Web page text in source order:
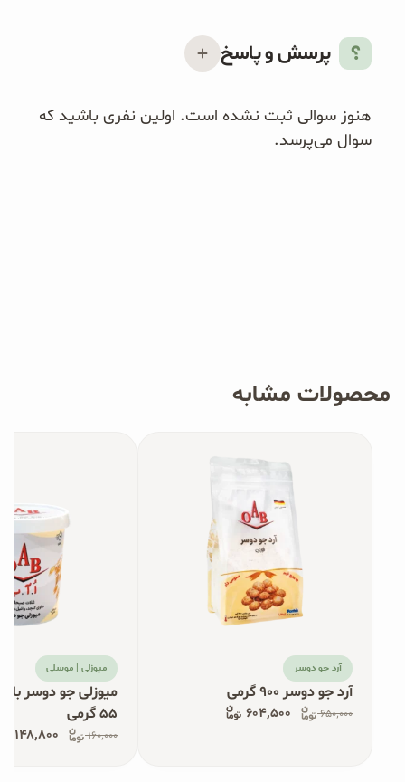
پرسش و پاسخ
هنوز سوالی ثبت نشده است. اولین نفری باشید که
سوال می‌پرسد.
محصولات مشابه
آرد جو دوسر
آرد جو دوسر ۹۰۰ گرمی
۶۵۰٬۰۰۰ ۶۰۴٬۵۰۰
میوزلی | موسلی
میوزلی جو دوسر با
۵۵ گرمی
۱۶۰٬۰۰۰ ۱۴۸٬۸۰۰